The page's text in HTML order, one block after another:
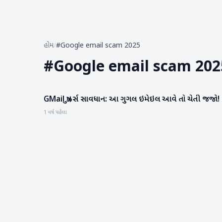
હોમ/#Google email scam 2025
#Google email scam
ગેજેટ
GMail યુઝર્સ સાવધાન: આ ગુગલ ઇમેઇલ આવે તો ચેતી જજો!
1 વર્ષ પહેલા